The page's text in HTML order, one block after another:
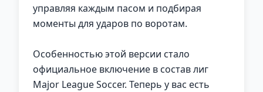
управляя каждым пасом и подбирая
моменты для ударов по воротам.
Особенностью этой версии стало
официальное включение в состав лиг
Major League Soccer. Теперь у вас есть